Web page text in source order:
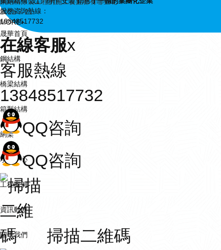
2021-7-21
MORE+
服務咨詢熱線：
13848517732
晟華首頁
鋼結構
橋梁結構
箱型結構
網架
項目中心
工程案例
資訊動態
關于我們
在線客服x
客服熱線
13848517732
QQ咨詢
QQ咨詢
掃描二維碼